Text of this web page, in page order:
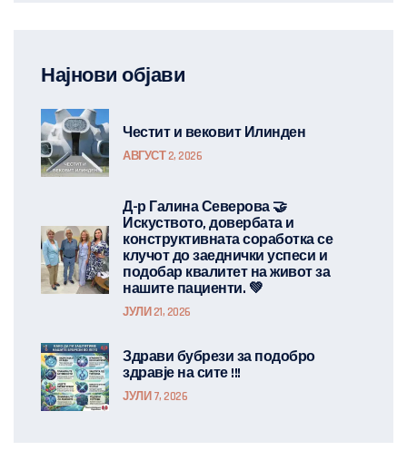
Најнови објави
Честит и вековит Илинден
АВГУСТ 2, 2026
Д-р Галина Северова 🤝
Искуството, довербата и
конструктивната соработка се
клучот до заеднички успеси и
подобар квалитет на живот за
нашите пациенти. 💚
ЈУЛИ 21, 2026
Здрави бубрези за подобро
здравје на сите !!!
ЈУЛИ 7, 2026